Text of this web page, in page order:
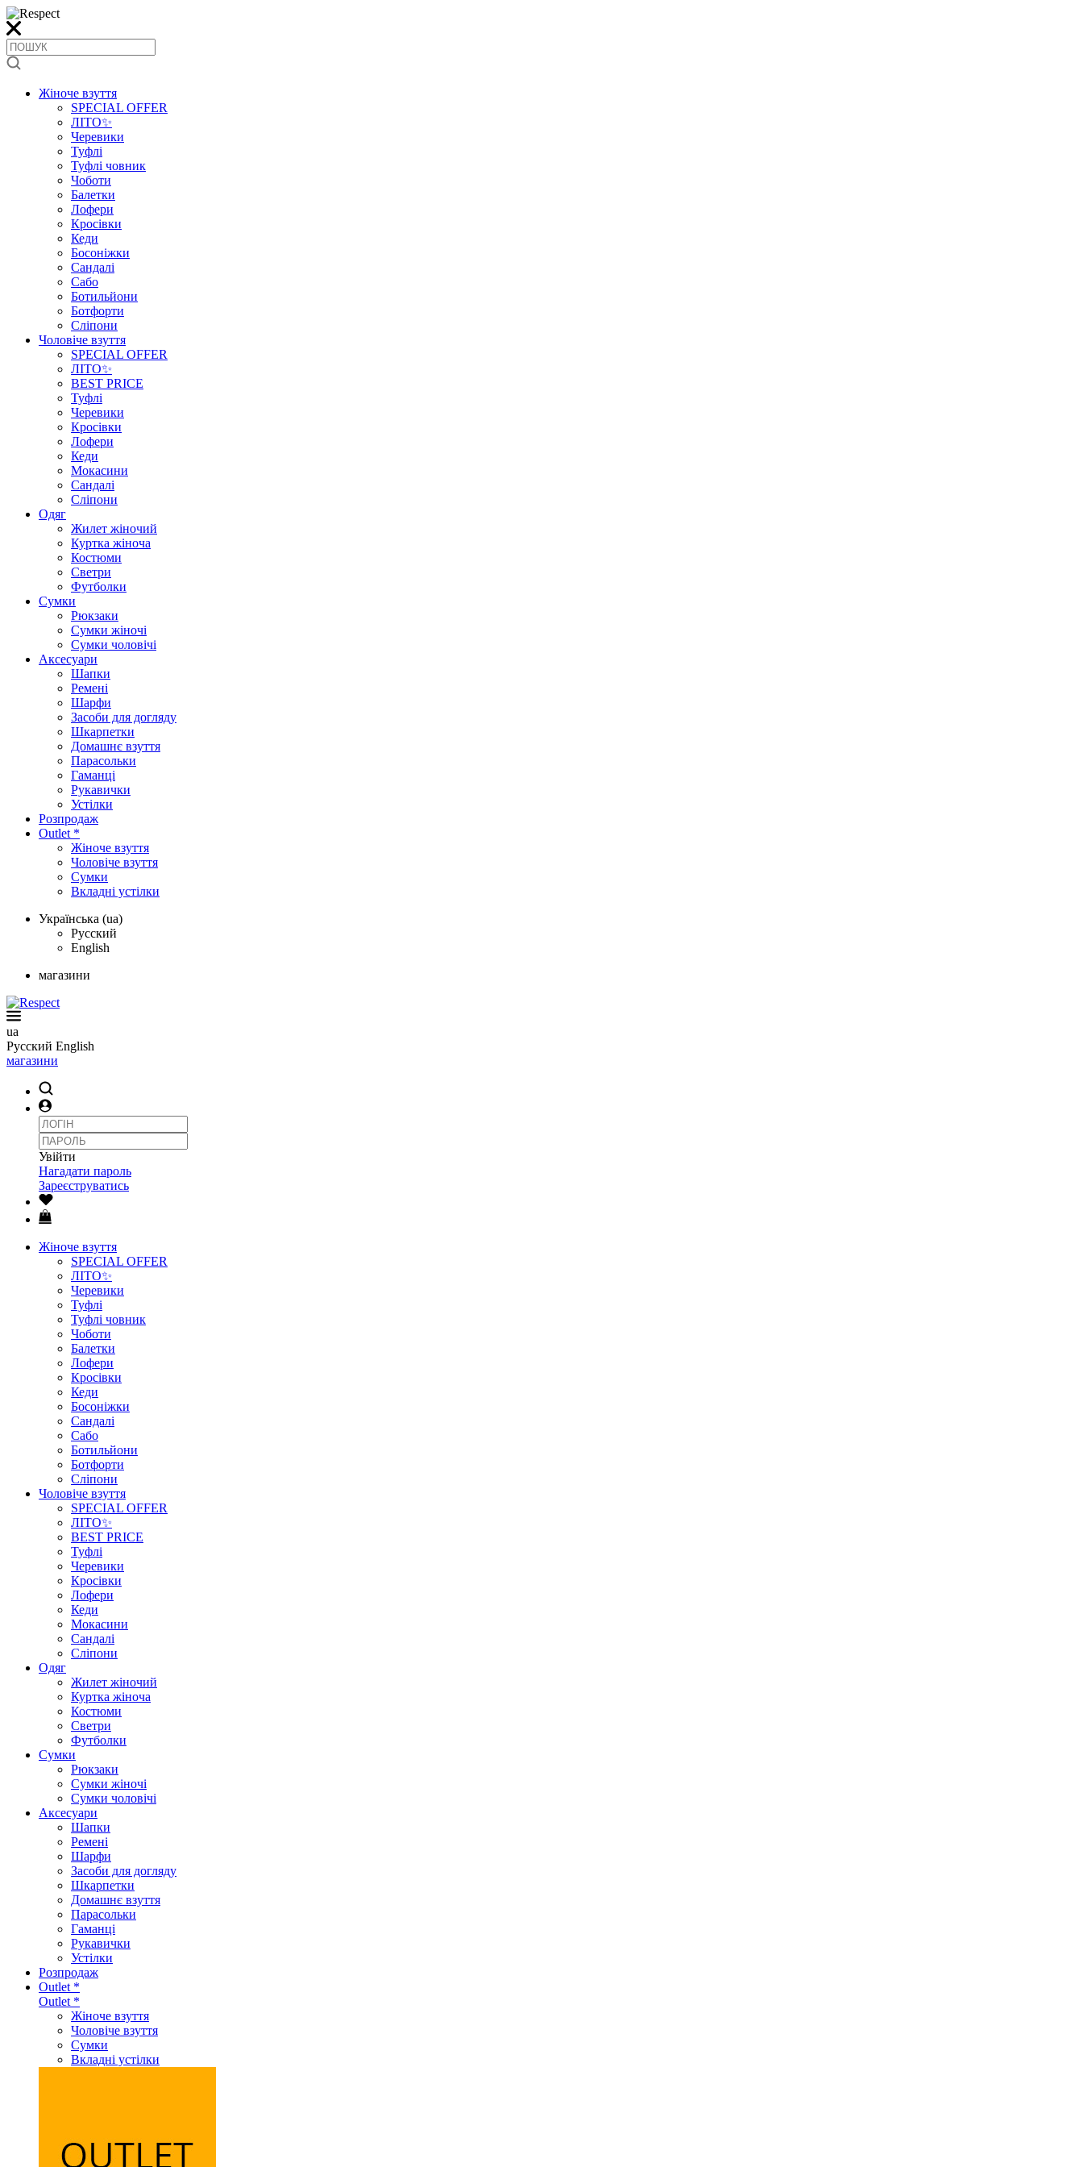
Жіноче взуття
SPECIAL OFFER
ЛІТО✨
Черевики
Туфлі
Туфлі човник
Чоботи
Балетки
Лофери
Кросівки
Кеди
Босоніжки
Сандалі
Сабо
Ботильйони
Ботфорти
Сліпони
Чоловіче взуття
SPECIAL OFFER
ЛІТО✨
BEST PRICE
Туфлі
Черевики
Кросівки
Лофери
Кеди
Мокасини
Сандалі
Сліпони
Одяг
Жилет жіночий
Куртка жіноча
Костюми
Светри
Футболки
Сумки
Рюкзаки
Сумки жіночі
Сумки чоловічі
Аксеcуари
Шапки
Ремені
Шарфи
Засоби для догляду
Шкарпетки
Домашнє взуття
Парасольки
Гаманці
Рукавички
Устілки
Розпродаж
Outlet *
Жіноче взуття
Чоловіче взуття
Сумки
Вкладні устілки
Українська (ua)
Русский
English
магазини
ua
Русский English
магазини
Увійти
Нагадати пароль
Зареєструватись
Жіноче взуття
SPECIAL OFFER
ЛІТО✨
Черевики
Туфлі
Туфлі човник
Чоботи
Балетки
Лофери
Кросівки
Кеди
Босоніжки
Сандалі
Сабо
Ботильйони
Ботфорти
Сліпони
Чоловіче взуття
SPECIAL OFFER
ЛІТО✨
BEST PRICE
Туфлі
Черевики
Кросівки
Лофери
Кеди
Мокасини
Сандалі
Сліпони
Одяг
Жилет жіночий
Куртка жіноча
Костюми
Светри
Футболки
Сумки
Рюкзаки
Сумки жіночі
Сумки чоловічі
Аксеcуари
Шапки
Ремені
Шарфи
Засоби для догляду
Шкарпетки
Домашнє взуття
Парасольки
Гаманці
Рукавички
Устілки
Розпродаж
Outlet *
Outlet *
Жіноче взуття
Чоловіче взуття
Сумки
Вкладні устілки